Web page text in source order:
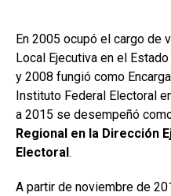
En 2005 ocupó el cargo de
Local Ejecutiva en el
y 2008 fungió como
Instituto Federal Electoral
a 2015 se desempeñó
Regional en la Dirección
Electoral .
A partir de noviembre de